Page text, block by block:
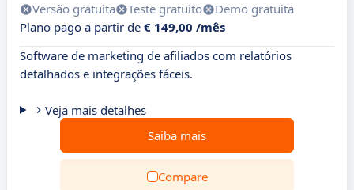
Versão gratuita Teste gratuito
Demo gratuita
Plano pago a partir de € 149,00 /mês
Software de marketing de afiliados com relatórios
detalhados e integrações fáceis.
Veja mais detalhes
Saiba mais
Compare